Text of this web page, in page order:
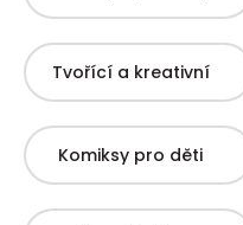
Tvořící a kreativní
Komiksy pro děti